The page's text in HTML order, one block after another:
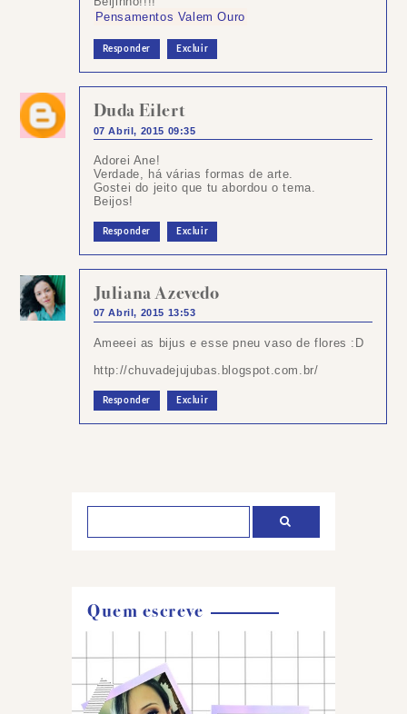
Pensamentos Valem Ouro
Responder Excluir
Duda Eilert
07 Abril, 2015 09:35
Adorei Ane!
Verdade, há várias formas de arte.
Gostei do jeito que tu abordou o tema.
Beijos!
Responder Excluir
Juliana Azevedo
07 Abril, 2015 13:53
Ameeei as bijus e esse pneu vaso de flores :D
http://chuvadejujubas.blogspot.com.br/
Responder Excluir
Quem escreve